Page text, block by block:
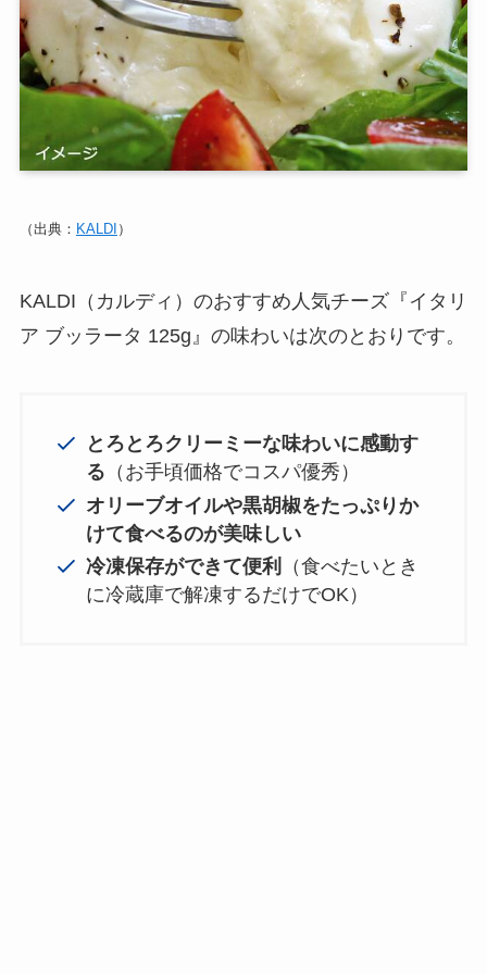
（出典： KALDI ）
KALDI（カルディ）のおすすめ人気チーズ『イタリ
ア ブッラータ 125g』の味わいは次のとおりです。
とろとろクリーミーな味わいに感動す
る （お手頃価格でコスパ優秀）
オリーブオイルや黒胡椒をたっぷりか
けて食べるのが美味しい
冷凍保存ができて便利
（食べたいとき
に冷蔵庫で解凍するだけでOK）